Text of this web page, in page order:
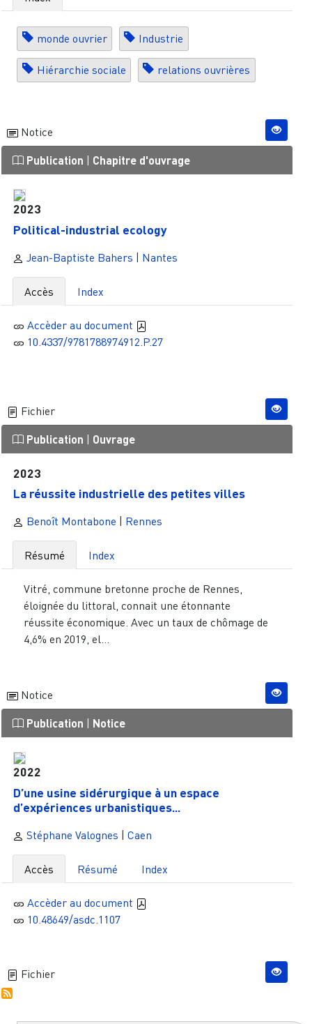
monde ouvrier Industrie
Hiérarchie sociale relations ouvrières
Notice
Publication | Chapitre d'ouvrage
2023
Political-industrial ecology
Jean-Baptiste Bahers | Nantes
Accès Index
Accèder au document
10.4337/9781788974912.P.27
Fichier
Publication | Ouvrage
2023
La réussite industrielle des petites villes
Benoît Montabone Rennes
Résumé Index
Vitré, commune bretonne proche de Rennes,
éloignée du littoral, connait une étonnante
réussite économique. Avec un taux de chômage de
4,6% en 2019, el...
Notice
Publication Notice
2022
D’une usine sidérurgique à un espace
d’expériences urbanistiques...
Stéphane Valognes | Caen
Accès Résumé Index
Accèder au document
10.48649/asdc.1107
Fichier